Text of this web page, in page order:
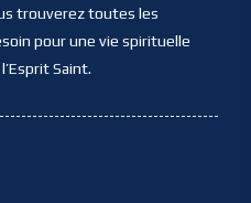
trouverez toutes les
pour une vie spirituelle
Saint.